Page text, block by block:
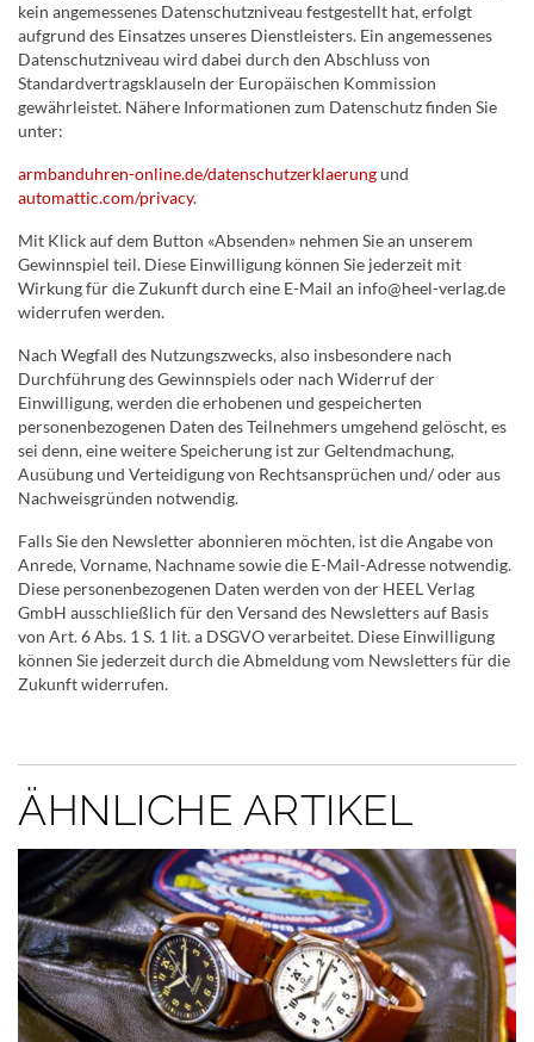
kein angemessenes Datenschutzniveau festgestellt hat, erfolgt
aufgrund des Einsatzes unseres Dienstleisters. Ein angemessenes
Datenschutzniveau wird dabei durch den Abschluss von
Standardvertragsklauseln der Europäischen Kommission
gewährleistet. Nähere Informationen zum Datenschutz finden Sie
unter:
armbanduhren-online.de/datenschutzerklaerungund
automattic.com/privacy.
Mit Klick auf dem Button «Absenden» nehmen Sie an unserem
Gewinnspiel teil. Diese Einwilligung können Sie jederzeit mit
Wirkung für die Zukunft durch eine E-Mail an info@heel-verlag.de
widerrufen werden.
Nach Wegfall des Nutzungszwecks, also insbesondere nach
Durchführung des Gewinnspiels oder nach Widerruf der
Einwilligung, werden die erhobenen und gespeicherten
personenbezogenen Daten des Teilnehmers umgehend gelöscht, es
sei denn, eine weitere Speicherung ist zur Geltendmachung,
Ausübung und Verteidigung von Rechtsansprüchen und/ oder aus
Nachweisgründen notwendig.
Falls Sie den Newsletter abonnieren möchten, ist die Angabe von
Anrede, Vorname, Nachname sowie die E-Mail-Adresse notwendig.
Diese personenbezogenen Daten werden von der HEEL Verlag
GmbH ausschließlich für den Versand des Newsletters auf Basis
von Art. 6 Abs. 1 S. 1 lit. a DSGVO verarbeitet. Diese Einwilligung
können Sie jederzeit durch die Abmeldung vom Newsletters für die
Zukunft widerrufen.
ÄHNLICHE ARTIKEL